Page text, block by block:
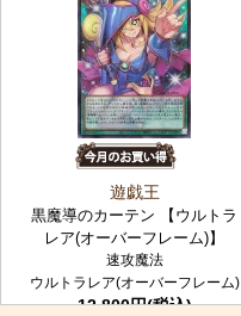
遊戯王
黒魔導のカーテン 【ウルトラ
レア(オーバーフレーム)】
速攻魔法
ウルトラレア(オーバーフレーム)
12,800円(税込)